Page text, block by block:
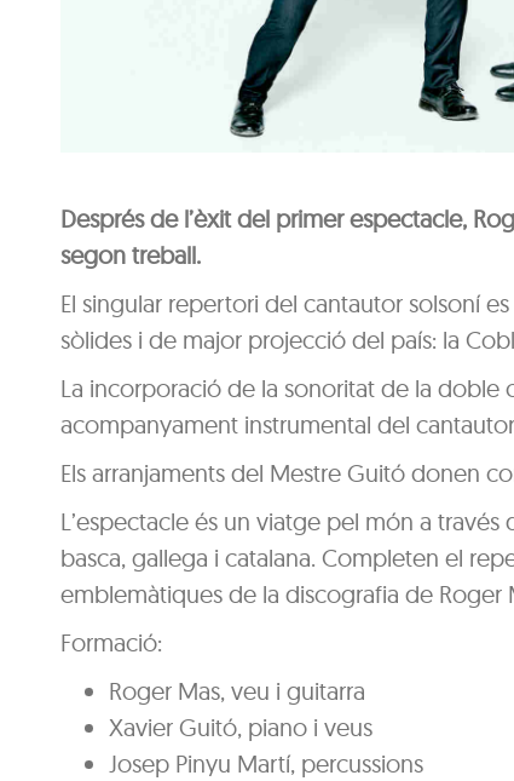
Després de l’èxit del primer espectacle,
segon treball.
El singular repertori del cantautor solsoní
sòlides i de major projecció del país: la
La incorporació de la sonoritat de la doble
acompanyament instrumental del
Els arranjaments del Mestre Guitó donen
L’espectacle és un viatge pel món a
basca, gallega i catalana. Completen el
emblemàtiques de la discografia de Roger
Formació:
Roger Mas, veu i guitarra
Xavier Guitó, piano i veus
Josep Pinyu Martí, percussions